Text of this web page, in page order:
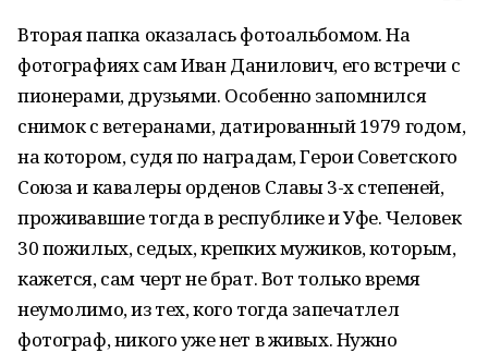
Вторая папка оказалась фотоальбомом. На
фотографиях сам Иван Данилович, его встречи с
пионерами, друзьями. Особенно запомнился
снимок с ветеранами, датированный 1979 годом,
на котором, судя по наградам, Герои Советского
Союза и кавалеры орденов Славы 3-х степеней,
проживавшие тогда в республике и Уфе. Человек
30 пожилых, седых, крепких мужиков, которым,
кажется, сам черт не брат. Вот только время
неумолимо, из тех, кого тогда запечатлел
фотограф, никого уже нет в живых. Нужно